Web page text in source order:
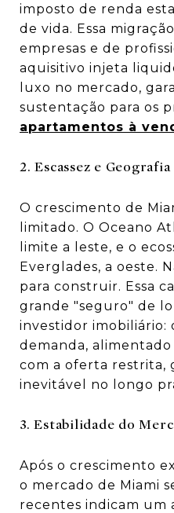
imposto de renda
de vida. Essa
empresas e de
aquisitivo injeta
luxo no mercado,
sustentação para os
apartamentos à
2. Escassez e
O crescimento de
limitado. O Oceano
limite a leste, e o
Everglades, a oeste.
para construir. Essa
grande "seguro" de
investidor imobiliário:
demanda,
com a oferta restrita,
inevitável no longo
3. Estabilidade do
Após o crescimento
o mercado de Miami
recentes indicam um